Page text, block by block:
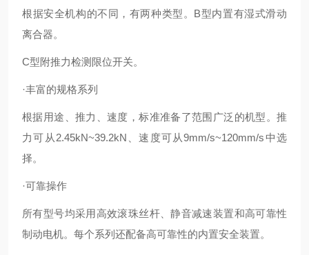
根据安全机构的不同，有两种类型。B型内置有湿式滑动
离合器。
C型附推力检测限位开关。
·丰富的规格系列
根据用途、推力、速度，标准准备了范围广泛的机型。推
力可从2.45kN~39.2kN、速度可从9mm/s~120mm/s中选
择。
·可靠操作
所有型号均采用高效滚珠丝杆、静音减速装置和高可靠性
制动电机。每个系列还配备高可靠性的内置安全装置。